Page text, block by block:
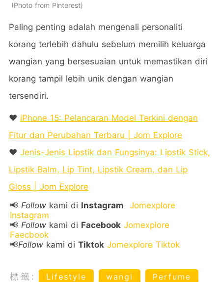
Photo from Pinterest
Paling penting adalah mengenali personaliti
korang terlebih dahulu sebelum memilih keluarga
wangian yang bersesuaian untuk memastikan diri
korang tampil lebih unik dengan wangian
tersendiri.
❤️ iPhone 15: Pelancaran Model Terkini dengan
Fitur dan Perubahan Terbaru | Jom Explore
❤️ Jenis-Jenis Lipstik dan Fungsinya: Lipstik Stick,
Lipstik Balm, Lip Tint, Lipstik Cream, dan Lip
Gloss | Jom Explore
📢 Follow kami di Instagram
Jomexplore
Instagram
📢 Follow kami di Facebook Jomexplore
Faecbook
📢Follow kami di Tiktok Jomexplore Tiktok
標籤: Lifestyle wangi
Perfume